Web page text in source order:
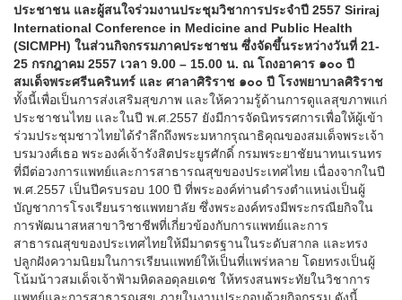
ประชาชน และผู้สนใจร่วมงานประชุมวิชาการประจำปี 2557 Siriraj
International Conference in Medicine and Public Health
(SICMPH) ในส่วนกิจกรรมภาคประชาชน ซึ่งจัดขึ้นระหว่างวันที่ 21-
25 กรกฎาคม 2557 เวลา 9.00 – 15.00 น. ณ โถงอาคาร ๑๐๐ ปี
สมเด็จพระศรีนครินทร์ และ ศาลาศิริราช ๑๐๐ ปี โรงพยาบาลศิริราช
ทั้งนี้เพื่อเป็นการส่งเสริมสุขภาพ และให้ความรู้ด้านการดูแลสุขภาพแก่
ประชาชนไทย เเละในปี พ.ศ.2557 ยังมีการจัดนิทรรศการเพื่อให้ผู้เข้า
ร่วมประชุมชาวไทยได้รำลึกถึงพระมหากรุณาธิคุณของสมเด็จพระเจ้า
บรมวงศ์เธอ พระองค์เจ้ารังสิตประยูรศักดิ์ กรมพระยาชัยนาทนเรนทร
ที่มีต่อวงการแพทย์และการสาธารณสุขของประเทศไทย เนื่องจากในปี
พ.ศ.2557 เป็นปีครบรอบ 100 ปี ที่พระองค์ท่านดำรงตำแหน่งเป็นผู้
บัญชาการโรงเรียนราชแพทยาลัย ซึ่งพระองค์ทรงมีพระกรณียกิจใน
การพัฒนาสหสาขาวิชาชีพที่เกี่ยวข้องกับการแพทย์และการ
สาธารณสุขของประเทศไทยให้มีมาตรฐานในระดับสากล และทรง
ปลูกฝังความนิยมในการเรียนแพทย์ให้เป็นที่แพร่หลาย โดยทรงเป็นผู้
โน้มน้าวสมเด็จเจ้าฟ้ามหิดลอดุลยเดช ให้ทรงสนพระทัยในวิชาการ